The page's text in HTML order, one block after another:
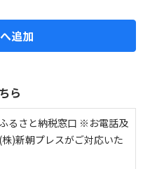
追加
ら
るさと納税窓口 ※お電話及
)新朝プレスがご対応いた